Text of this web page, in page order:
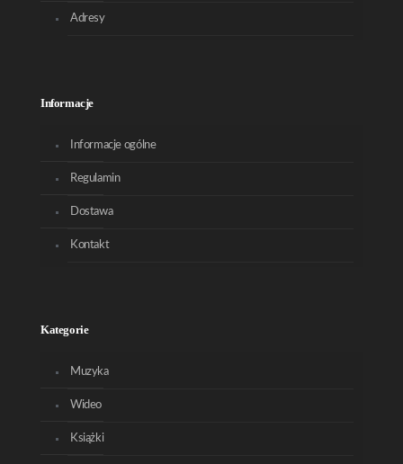
Adresy
Informacje
Informacje ogólne
Regulamin
Dostawa
Kontakt
Kategorie
Muzyka
Wideo
Książki